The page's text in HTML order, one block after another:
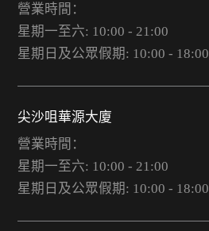
營業時間：
星期一至六: 10:00 - 21:00
星期日及公眾假期: 10:00 - 18:00
尖沙咀華源大廈
營業時間：
星期一至六: 10:00 - 21:00
星期日及公眾假期: 10:00 - 18:00